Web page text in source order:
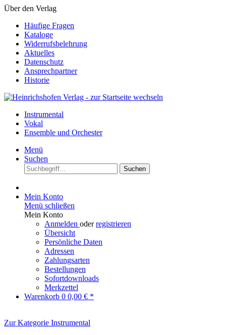
Über den Verlag
Häufige Fragen
Kataloge
Widerrufsbelehrung
Aktuelles
Datenschutz
Ansprechpartner
Historie
Instrumental
Vokal
Ensemble und Orchester
Menü
Suchen
Suchen
Mein Konto
Menü schließen
Mein Konto
Anmelden oderregistrieren
Übersicht
Persönliche Daten
Adressen
Zahlungsarten
Bestellungen
Sofortdownloads
Merkzettel
Warenkorb 0 0,00 € *
Zur Kategorie Instrumental